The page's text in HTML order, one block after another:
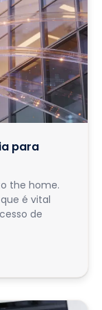
para
the home.
é vital
de